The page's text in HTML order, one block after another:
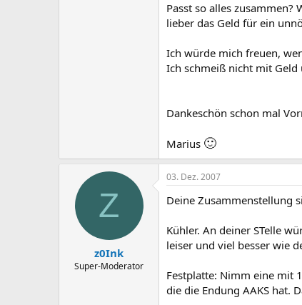
Passt so alles
lieber das Geld für ein
Ich würde mich freuen,
Ich schmeiß nicht mit
Dankeschön schon mal
Marius 🙂
Z
z0Ink
Super-Moderator
03. Dez. 2007
Deine Zusammenstellung
Kühler. An deiner STelle
leiser und viel besser wie
Festplatte: Nimm eine mit
die die Endung AAKS hat.